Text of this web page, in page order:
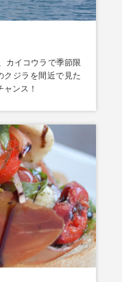
カイコウラで季節限
クジラを間近で見た
ンス！